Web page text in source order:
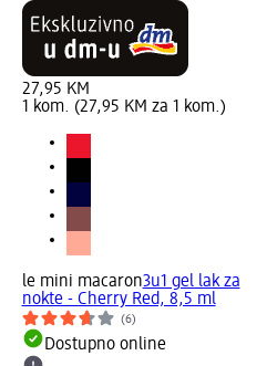
27,95 KM
1 kom. (27,95 KM za 1 kom.)
le mini macaron3u1 gel lak za
nokte - Cherry Red, 8,5 ml
(6)
Dostupno online